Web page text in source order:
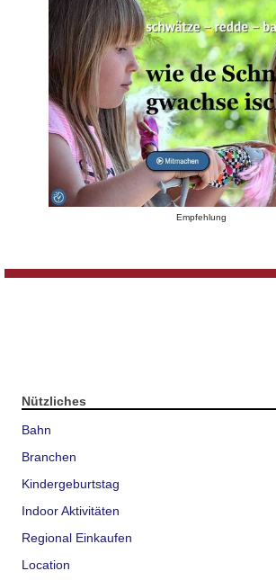
Empfehlung
Nützliches
Bahn
Branchen
Kindergeburtstag
Indoor Aktivitäten
Regional Einkaufen
Location